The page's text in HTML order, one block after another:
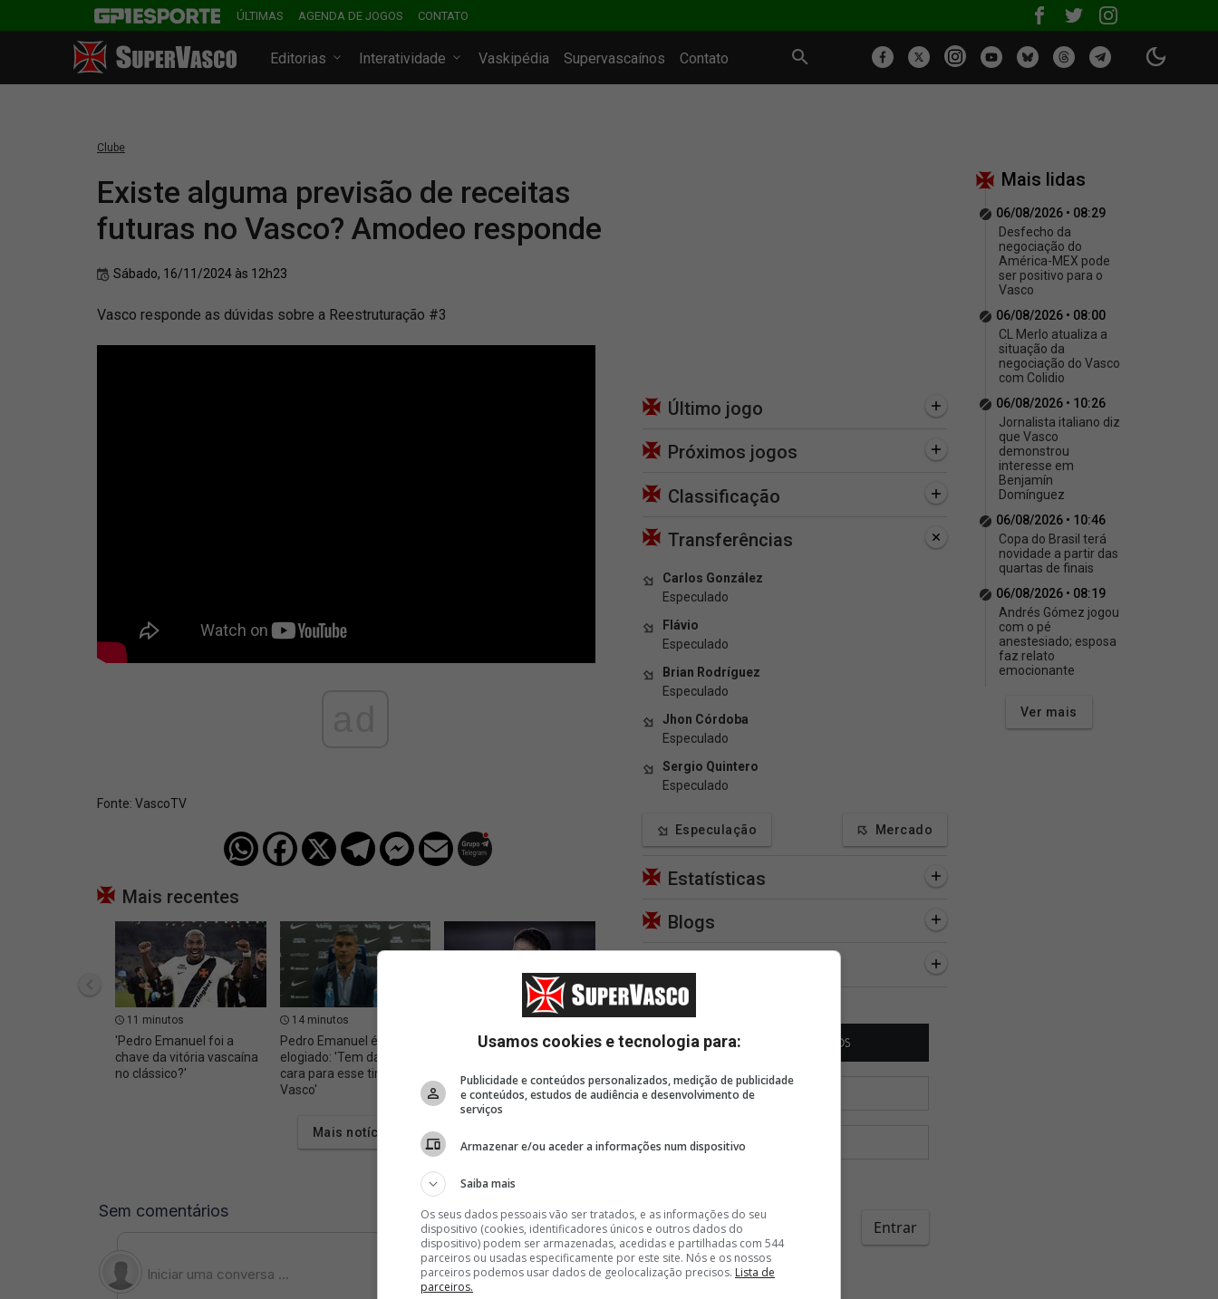
ÚLTIMAS AGENDA DE JOGOS CONTATO
Editorias Interatividade Vaskipédia Supervascaínos Contato
Clube
Existe alguma previsão de receitas
futuras no Vasco? Amodeo responde
Sábado, 16/11/2024 às 12h23
Vasco responde as dúvidas sobre a Reestruturação #3
Fonte: VascoTV
Mais recentes
11 minutos
'Pedro Emanuel foi a
chave da vitória vascaína
no clássico?'
14 minutos
Pedro Emanuel é
elogiado: 'Tem dado uma
cara para esse time do
Vasco'
Puma Rodríguez: 'Muitas
passando por um
momento...'
21 minutos
Cuiabano parabeniza
provoca o Fluminense na
rede social
Jair fala da evolução
Pedro Emanuel
Mais notícias
Último jogo
Próximos jogos
Classificação
Transferências
Carlos González
Especulado
Flávio
Especulado
Brian Rodríguez
Especulado
Jhon Córdoba
Especulado
Sergio Quintero
Especulado
Especulação Mercado
Estatísticas
Blogs
Mais lidas
06/08/2026 • 08:29
Desfecho da
negociação do
América-MEX pode
ser positivo para o
Vasco
06/08/2026 • 08:00
CL Merlo atualiza a
situação da
negociação do Vasco
com Colidio
06/08/2026 • 10:26
Jornalista italiano diz
que Vasco
demonstrou
interesse em
Benjamín
Domínguez
06/08/2026 • 10:46
Copa do Brasil terá
novidade a partir das
quartas de finais
06/08/2026 • 08:19
Andrés Gómez jogou
com o pé
anestesiado; esposa
faz relato
emocionante
Ver mais
Usamos cookies e tecnologia para:
Publicidade e conteúdos personalizados, medição de publicidade
e conteúdos, estudos de audiência e desenvolvimento de
serviços
Armazenar e/ou aceder a informações num dispositivo
Saiba mais
Os seus dados pessoais vão ser tratados, e as informações do seu
dispositivo (cookies, identificadores únicos e outros dados do
dispositivo) podem ser armazenadas, acedidas e partilhadas com 544
parceiros ou usadas especificamente por este site. Nós e os nossos
parceiros podemos usar dados de geolocalização precisos. Lista de
parceiros.